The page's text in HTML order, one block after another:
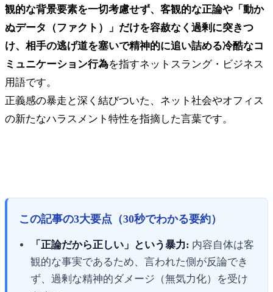
観的な背景要素を一切考慮せず、客観的な正論や「動か
ぬデータ（ファクト）」だけを容赦なく過剰に突きつ
け、相手の逃げ道を塞いで精神的に追い詰める冷酷なコ
ミュニケーション行為を指すネットスラング・ビジネス
用語です。
正義感の暴走と深く結びついた、ネット社会やオフィス
の新たなハラスメント特性を指摘した言葉です。
この記事の3大要点（30秒でわかる要約）
「正論だから正しい」という暴力: 内容自体は客
観的な事実であるため、言われた側が反論でき
ず、過剰な精神的ダメージ（無気力化）を受け